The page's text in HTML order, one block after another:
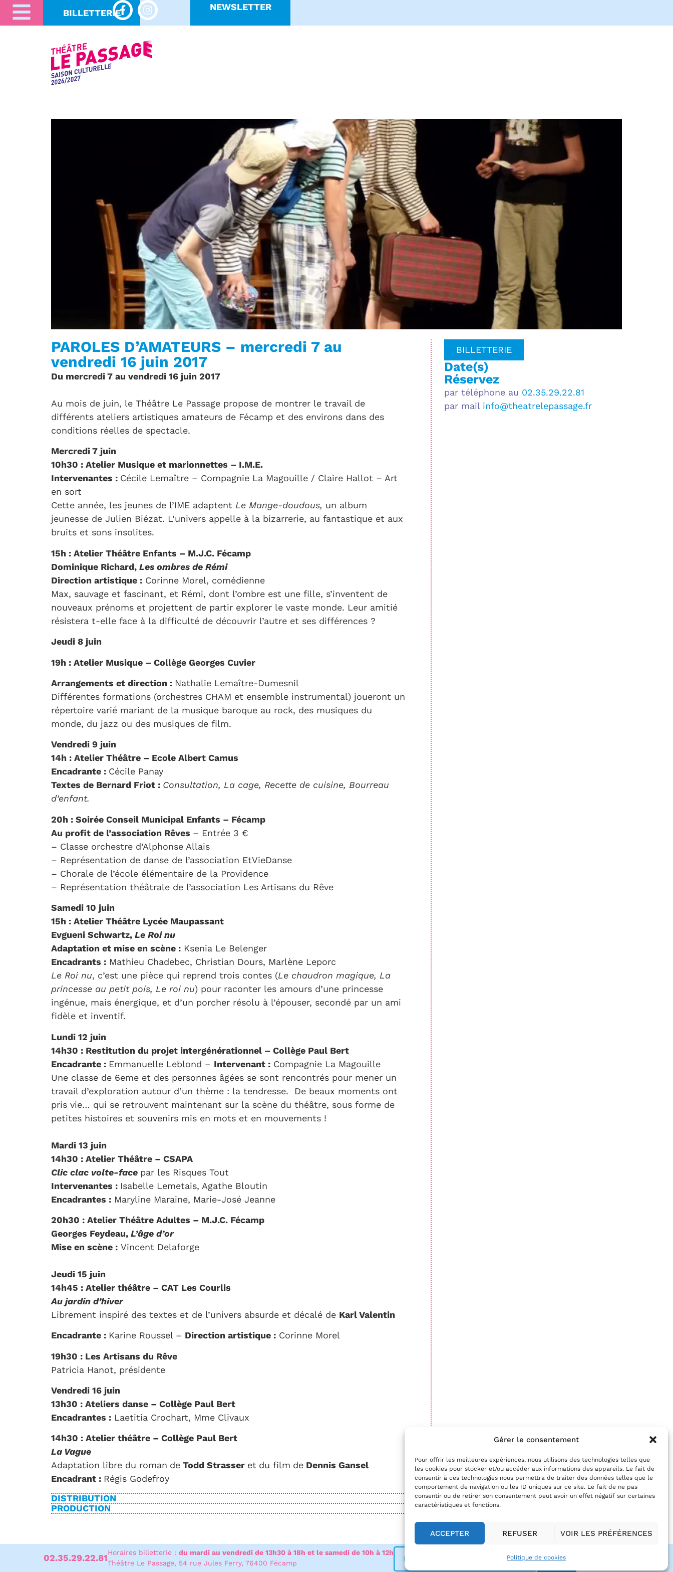
Gérer le consentement
Pour offrir les meilleures expériences, nous utilisons des technologies telles que
les cookies pour stocker et/ou accéder aux informations des appareils. Le fait de
consentir à ces technologies nous permettra de traiter des données telles que le
comportement de navigation ou les ID uniques sur ce site. Le fait de ne pas
consentir ou de retirer son consentement peut avoir un effet négatif sur certaines
caractéristiques et fonctions.
ACCEPTER REFUSER VOIR LES PRÉFÉRENCES
Politique de cookies
BILLETTERIE
NEWSLETTER
PAROLES D’AMATEURS – mercredi 7 au
vendredi 16 juin 2017
Du mercredi 7 au vendredi 16 juin 2017
Au mois de juin, le Théâtre Le Passage propose de montrer le travail de
différents ateliers artistiques amateurs de Fécamp et des environs dans des
conditions réelles de spectacle.
Mercredi 7 juin
10h30 : Atelier Musique et marionnettes – I.M.E.
Intervenantes : Cécile Lemaître – Compagnie La Magouille / Claire Hallot – Art
en sort
Cette année, les jeunes de l’IME adaptent Le Mange-doudous, un album
jeunesse de Julien Biézat. L’univers appelle à la bizarrerie, au fantastique et aux
bruits et sons insolites.
15h : Atelier Théâtre Enfants – M.J.C. Fécamp
Dominique Richard, Les ombres de Rémi
Direction artistique : Corinne Morel, comédienne
Max, sauvage et fascinant, et Rémi, dont l’ombre est une fille, s’inventent de
nouveaux prénoms et projettent de partir explorer le vaste monde. Leur amitié
résistera t-elle face à la difficulté de découvrir l’autre et ses différences ?
Jeudi 8 juin
19h : Atelier Musique – Collège Georges Cuvier
Arrangements et direction : Nathalie Lemaître-Dumesnil
Différentes formations (orchestres CHAM et ensemble instrumental) joueront un
répertoire varié mariant de la musique baroque au rock, des musiques du
monde, du jazz ou des musiques de film.
Vendredi 9 juin
14h : Atelier Théâtre – Ecole Albert Camus
Encadrante : Cécile Panay
Textes de Bernard Friot : Consultation, La cage, Recette de cuisine, Bourreau
d’enfant.
20h : Soirée Conseil Municipal Enfants – Fécamp
Au profit de l’association Rêves – Entrée 3 €
– Classe orchestre d’Alphonse Allais
– Représentation de danse de l’association EtVieDanse
– Chorale de l’école élémentaire de la Providence
– Représentation théâtrale de l’association Les Artisans du Rêve
Samedi 10 juin
15h : Atelier Théâtre Lycée Maupassant
Evgueni Schwartz, Le Roi nu
Adaptation et mise en scène : Ksenia Le Belenger
Encadrants : Mathieu Chadebec, Christian Dours, Marlène Leporc
Le Roi nu, c’est une pièce qui reprend trois contes (Le chaudron magique, La
princesse au petit pois, Le roi nu) pour raconter les amours d’une princesse
ingénue, mais énergique, et d’un porcher résolu à l’épouser, secondé par un ami
fidèle et inventif.
Lundi 12 juin
14h30 : Restitution du projet intergénérationnel – Collège Paul Bert
Encadrante : Emmanuelle Leblond – Intervenant : Compagnie La Magouille
Une classe de 6eme et des personnes âgées se sont rencontrés pour mener un
travail d’exploration autour d’un thème : la tendresse. De beaux moments ont
pris vie… qui se retrouvent maintenant sur la scène du théâtre, sous forme de
petites histoires et souvenirs mis en mots et en mouvements !
Mardi 13 juin
14h30 : Atelier Théâtre – CSAPA
Clic clac volte-face par les Risques Tout
Intervenantes : Isabelle Lemetais, Agathe Bloutin
Encadrantes : Maryline Maraine, Marie-José Jeanne
20h30 : Atelier Théâtre Adultes – M.J.C. Fécamp
Georges Feydeau, L’âge d’or
Mise en scène : Vincent Delaforge
Jeudi 15 juin
14h45 : Atelier théâtre – CAT Les Courlis
Au jardin d’hiver
Librement inspiré des textes et de l’univers absurde et décalé de Karl Valentin
Encadrante : Karine Roussel – Direction artistique : Corinne Morel
19h30 : Les Artisans du Rêve
Patricia Hanot, présidente
Vendredi 16 juin
13h30 : Ateliers danse – Collège Paul Bert
Encadrantes : Laetitia Crochart, Mme Clivaux
14h30 : Atelier théâtre – Collège Paul Bert
La Vague
Adaptation libre du roman de Todd Strasser et du film de Dennis Gansel
Encadrant : Régis Godefroy
DISTRIBUTION
PRODUCTION
BILLETTERIE
Date(s)
Réservez
par téléphone au 02.35.29.22.81
par mail info@theatrelepassage.fr
02.35.29.22.81
Horaires billetterie : du mardi au vendredi de 13h30 à 18h et le samedi de 10h à 12h
Théâtre Le Passage, 54 rue Jules Ferry, 76400 Fécamp
OK